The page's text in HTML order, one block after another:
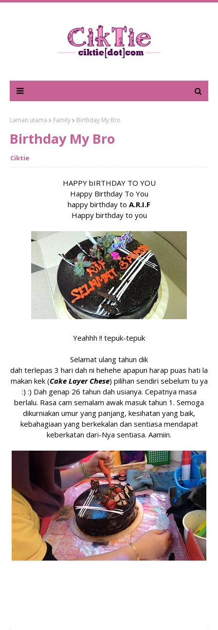
Laman utama Family Birthday My Bro
Birthday My Bro
Ciktie
HAPPY bIRTHDAY TO YOU
Happy Birthday To You
happy birthday to A.R.I.F
Happy birthday to you
Yeahhh !! tepuk-tepuk
Selamat ulang tahun dik
dah terlepas 3 hari dah ni hehehe apapun harap puas hati la
makan kek (Cake Layer Chese) pilihan sendiri sebelum tu ya
:) :) Dah genap 26 tahun dah usianya. Cepatnya masa
berlalu. Rasa cam semalam awak masuk tahun 1. Semoga
dikurniakan umur yang panjang, kesihatan yang baik,
kebahagiaan yang berkekalan dan sentiasa mendapat
keberkatan dari-Nya sentiasa. Aamiin.